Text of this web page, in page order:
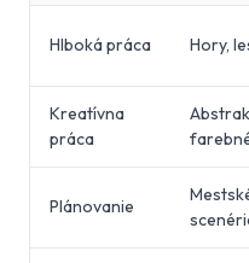
Hlboká práca Hory,
Kreatívna
práca
Plánovanie